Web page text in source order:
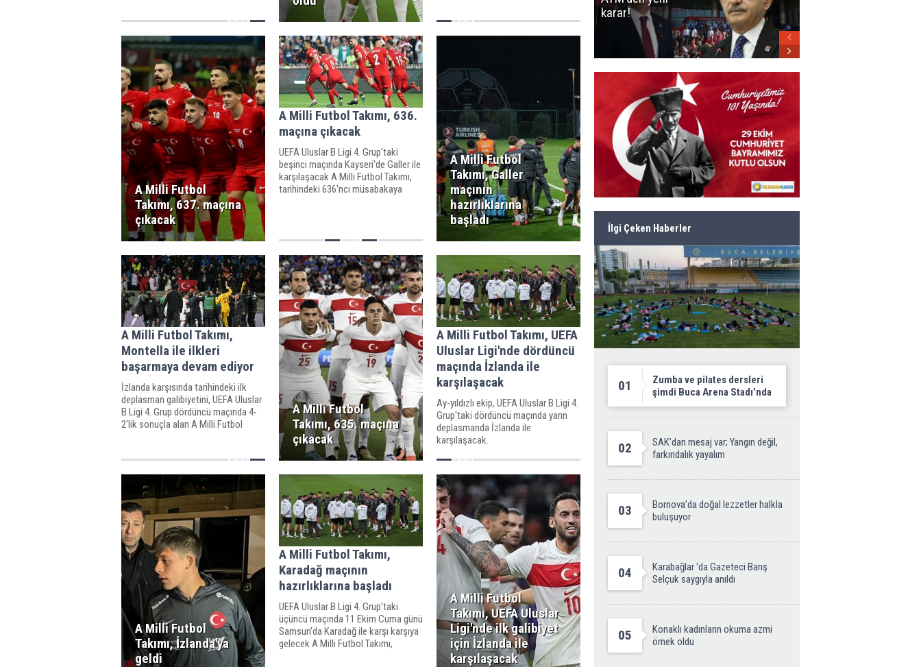
A Milli Futbol
Takımı, 637. maçına
çıkacak
A Milli Futbol Takımı, 636.
maçına çıkacak
UEFA Uluslar B Ligi 4. Grup'taki
beşinci maçında Kayseri'de Galler ile
karşılaşacak A Milli Futbol Takımı,
tarihindeki 636'ncı müsabakaya
A Milli Futbol
Takımı, Galler
maçının
hazırlıklarına
başladı
A Milli Futbol Takımı,
Montella ile ilkleri
başarmaya devam ediyor
İzlanda karşısında tarihindeki ilk
deplasman galibiyetini, UEFA Uluslar
B Ligi 4. Grup dördüncü maçında 4-
2'lik sonuçla alan A Milli Futbol
ilkleri başarmaya devam ediyor.
A Milli Futbol
Takımı, 635. maçına
çıkacak
A Milli Futbol Takımı, UEFA
Uluslar Ligi'nde dördüncü
maçında İzlanda ile
karşılaşacak
Ay-yıldızlı ekip, UEFA Uluslar B Ligi 4.
Grup'taki dördüncü maçında yarın
deplasmanda İzlanda ile
karşılaşacak.
A Milli Futbol
Takımı, İzlanda'ya
geldi
A Milli Futbol Takımı,
Karadağ maçının
hazırlıklarına başladı
UEFA Uluslar B Ligi 4. Grup'taki
üçüncü maçında 11 Ekim Cuma günü
Samsun'da Karadağ ile karşı karşıya
gelecek A Milli Futbol Takımı,
A Milli Futbol
Takımı, UEFA Uluslar
Ligi'nde ilk galibiyet
için İzlanda ile
karşılaşacak
karar!
İlgi Çeken Haberler
01
Zumba ve pilates dersleri
şimdi Buca Arena Stadı’nda
02
SAK’dan mesaj var; Yangın değil,
farkındalık yayalım
03
Bornova’da doğal lezzetler halkla
buluşuyor
04
Karabağlar ‘da Gazeteci Barış
Selçuk saygıyla anıldı
05
Konaklı kadınların okuma azmi
örnek oldu